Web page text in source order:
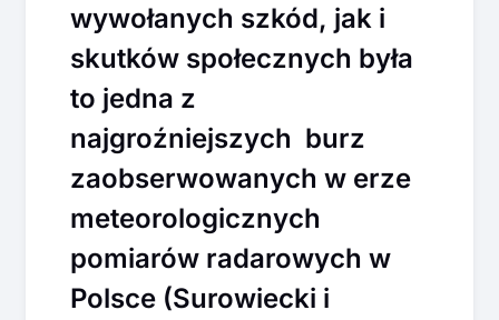
wywołanych szkód, jak i
skutków społecznych była
to jedna z
najgroźniejszych burz
zaobserwowanych w erze
meteorologicznych
pomiarów radarowych w
Polsce (Surowiecki i